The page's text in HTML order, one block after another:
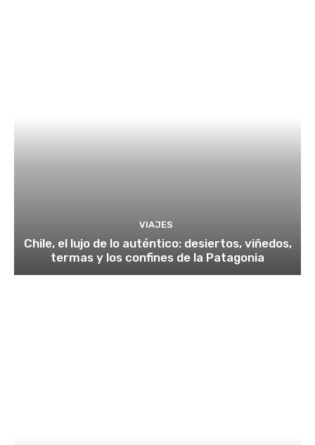
VIAJES
Chile, el lujo de lo auténtico: desiertos, viñedos,
termas y los confines de la Patagonia